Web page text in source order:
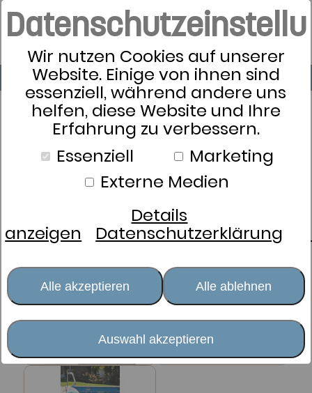
Wir nutzen Cookies auf unserer
Website. Einige von ihnen sind
essenziell, während andere uns
helfen, diese Website und Ihre
Erfahrung zu verbessern.
Essenziell
Marketing
Externe Medien
Details
anzeigen Datenschutzerklärung
Alle akzeptieren Alle ablehnen
Auswahl akzeptieren